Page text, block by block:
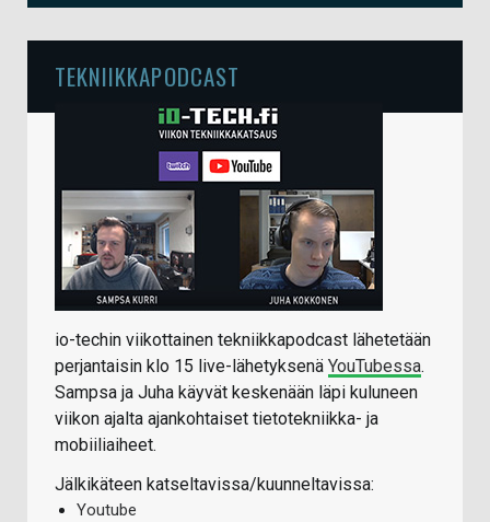
TEKNIIKKAPODCAST
io-techin viikottainen tekniikkapodcast lähetetään
perjantaisin klo 15 live-lähetyksenä YouTubessa.
Sampsa ja Juha käyvät keskenään läpi kuluneen
viikon ajalta ajankohtaiset tietotekniikka- ja
mobiiliaiheet.
Jälkikäteen katseltavissa/kuunneltavissa:
Youtube